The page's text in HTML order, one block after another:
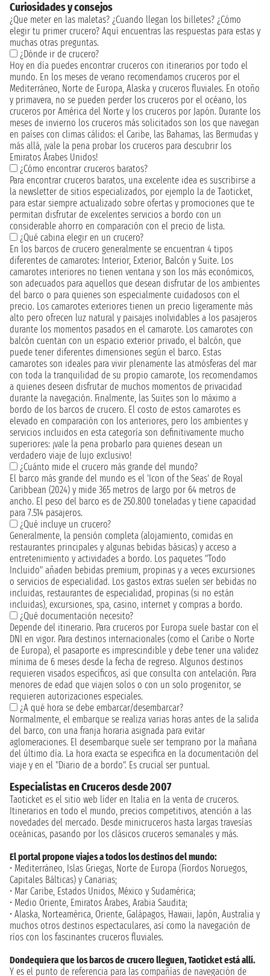
Curiosidades y consejos
¿Que meter en las maletas? ¿Cuando llegan los billetes? ¿Cómo
elegir tu primer crucero? Aquí encuentras las respuestas para estas y
muchas otras preguntas.
¿Dónde ir de crucero?
Hoy en día puedes encontrar cruceros con itinerarios por todo el
mundo. En los meses de verano recomendamos cruceros por el
Mediterráneo, Norte de Europa, Alaska y cruceros fluviales. En otoño
y primavera, no se pueden perder los cruceros por el océano, los
cruceros por América del Norte y los cruceros por Japón. Durante los
meses de invierno los cruceros más solicitados son los que navegan
en países con climas cálidos: el Caribe, las Bahamas, las Bermudas y
más allá, ¡vale la pena probar los cruceros para descubrir los
Emiratos Árabes Unidos!
¿Cómo encontrar cruceros baratos?
Para encontrar cruceros baratos, una excelente idea es suscribirse a
la newsletter de sitios especializados, por ejemplo la de Taoticket,
para estar siempre actualizado sobre ofertas y promociones que te
permitan disfrutar de excelentes servicios a bordo con un
considerable ahorro en comparación con el precio de lista.
¿Qué cabina elegir en un crucero?
En los barcos de crucero generalmente se encuentran 4 tipos
diferentes de camarotes: Interior, Exterior, Balcón y Suite. Los
camarotes interiores no tienen ventana y son los más económicos,
son adecuados para aquellos que desean disfrutar de los ambientes
del barco o para quienes son especialmente cuidadosos con el
precio. Los camarotes exteriores tienen un precio ligeramente más
alto pero ofrecen luz natural y paisajes inolvidables a los pasajeros
durante los momentos pasados en el camarote. Los camarotes con
balcón cuentan con un espacio exterior privado, el balcón, que
puede tener diferentes dimensiones según el barco. Estas
camarotes son ideales para vivir plenamente las atmósferas del mar
con toda la tranquilidad de su propio camarote, los recomendamos
a quienes deseen disfrutar de muchos momentos de privacidad
durante la navegación. Finalmente, las Suites son lo máximo a
bordo de los barcos de crucero. El costo de estos camarotes es
elevado en comparación con los anteriores, pero los ambientes y
servicios incluidos en esta categoría son definitivamente mucho
superiores: ¡vale la pena probarlo para quienes desean un
verdadero viaje de lujo exclusivo!
¿Cuánto mide el crucero más grande del mundo?
El barco más grande del mundo es el 'Icon of the Seas' de Royal
Caribbean (2024) y mide 365 metros de largo por 64 metros de
ancho. El peso del barco es de 250.800 toneladas y tiene capacidad
para 7.514 pasajeros.
¿Qué incluye un crucero?
Generalmente, la pensión completa (alojamiento, comidas en
restaurantes principales y algunas bebidas básicas) y acceso a
entretenimiento y actividades a bordo. Los paquetes "Todo
Incluido" añaden bebidas premium, propinas y a veces excursiones
o servicios de especialidad. Los gastos extras suelen ser bebidas no
incluidas, restaurantes de especialidad, propinas (si no están
incluidas), excursiones, spa, casino, internet y compras a bordo.
¿Qué documentación necesito?
Depende del itinerario. Para cruceros por Europa suele bastar con el
DNI en vigor. Para destinos internacionales (como el Caribe o Norte
de Europa), el pasaporte es imprescindible y debe tener una validez
mínima de 6 meses desde la fecha de regreso. Algunos destinos
requieren visados específicos, así que consulta con antelación. Para
menores de edad que viajen solos o con un solo progenitor, se
requieren autorizaciones especiales.
¿A qué hora se debe embarcar/desembarcar?
Normalmente, el embarque se realiza varias horas antes de la salida
del barco, con una franja horaria asignada para evitar
aglomeraciones. El desembarque suele ser temprano por la mañana
del último día. La hora exacta se especifica en la documentación del
viaje y en el "Diario de a bordo". Es crucial ser puntual.
Especialistas en Cruceros desde 2007
Taoticket es el sitio web líder en Italia en la venta de cruceros.
Itinerarios en todo el mundo, precios competitivos, atención a las
novedades del mercado. Desde minicruceros hasta largas travesías
oceánicas, pasando por los clásicos cruceros semanales y más.
El portal propone viajes a todos los destinos del mundo:
• Mediterráneo, Islas Griegas, Norte de Europa (Fiordos Noruegos,
Capitales Bálticas) y Canarias;
• Mar Caribe, Estados Unidos, México y Sudamérica;
• Medio Oriente, Emiratos Árabes, Arabia Saudita;
• Alaska, Norteamérica, Oriente, Galápagos, Hawaii, Japón, Australia y
muchos otros destinos espectaculares, así como la navegación de
ríos con los fascinantes cruceros fluviales.
Dondequiera que los barcos de crucero lleguen, Taoticket está allí.
Y es el punto de referencia para las compañías de navegación de